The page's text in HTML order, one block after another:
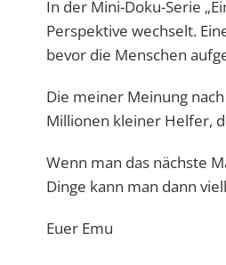
In der Mini-Doku-Serie
Perspektive wechselt.
bevor die Menschen
Die meiner Meinung
Millionen kleiner Helfer,
Wenn man das nächste
Dinge kann man dann
Euer Emu